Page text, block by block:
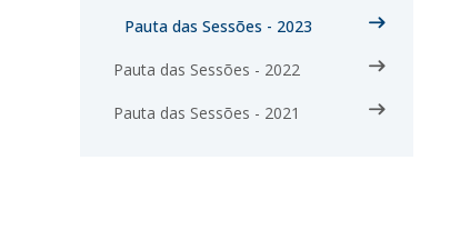
Pauta das Sessões - 2023
Pauta das Sessões - 2022
Pauta das Sessões - 2021